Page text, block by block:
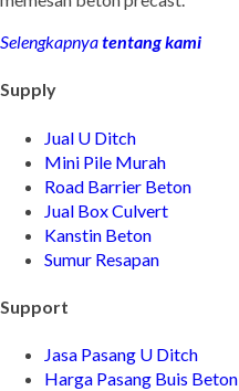
Selengkapnyatentang kami
Supply
Jual U Ditch
Mini Pile Murah
Road Barrier Beton
Jual Box Culvert
Kanstin Beton
Sumur Resapan
Support
Jasa Pasang U Ditch
Harga Pasang Buis Beton